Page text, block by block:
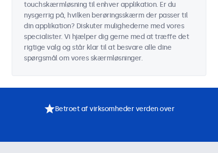
touchskærmløsning til enhver applikation. Er du
nysgerrig på, hvilken berøringsskærm der passer til
din applikation? Diskuter mulighederne med vores
specialister. Vi hjælper dig gerne med at træffe det
rigtige valg og står klar til at besvare alle dine
spørgsmål om vores skærmløsninger.
Betroet af virksomheder verden over